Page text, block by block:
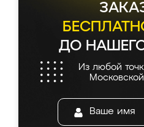
ДО
Из любой